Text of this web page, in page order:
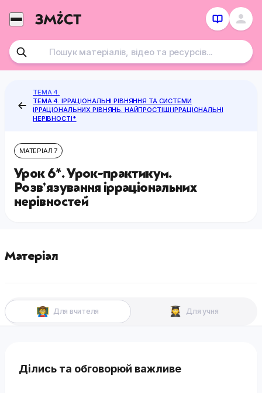
Перейти
до
ТЕМА 4.
ТЕМА 4. ІРРАЦІОНАЛЬНІ РІВНЯННЯ ТА СИСТЕМИ
ІРРАЦІОНАЛЬНИХ РІВНЯНЬ. НАЙПРОСТІШІ ІРРАЦІОНАЛЬНІ
НЕРІВНОСТІ*
МАТЕРІАЛ 7
Урок 6*. Урок-практикум.
Розв’язування ірраціональних
нерівностей
Матеріал
Для вчителя Для учня
Ділись та обговорюй важливе